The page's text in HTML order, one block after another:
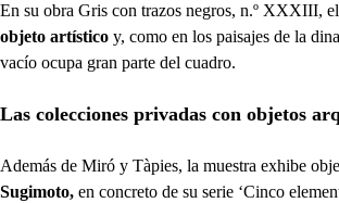
En su obra Gris con trazos negros, n.º XXXIII,
objeto artístico y, como en los paisajes de la
vacío ocupa gran parte del cuadro.
Las colecciones privadas con objetos
Además de Miró y Tàpies, la muestra exhibe
Sugimoto, en concreto de su serie ‘Cinco